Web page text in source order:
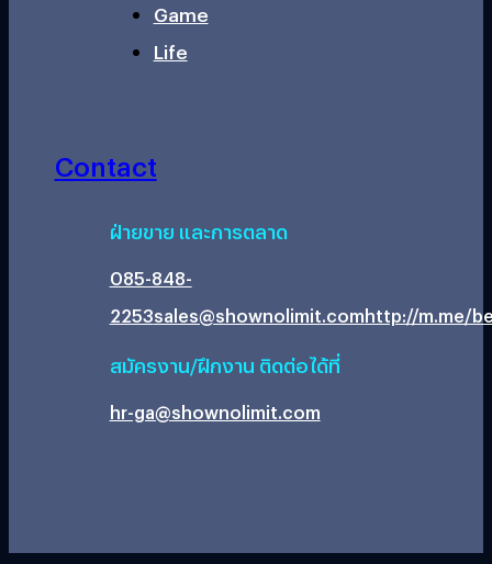
Game
Life
Contact
ฝ่ายขาย และการตลาด
085-848-
2253sales@shownolimit.comhttp://m.me/
สมัครงาน/ฝึกงาน ติดต่อได้ที่
hr-ga@shownolimit.com